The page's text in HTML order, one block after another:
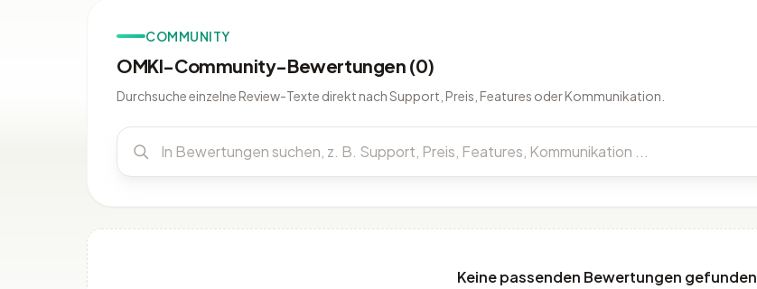
COMMUNITY
OMKI-Community-Bewertungen (0)
Durchsuche einzelne Review-Texte direkt nach Support, Preis, Features oder Kommunikation.
Keine passenden Bewertungen gefunden